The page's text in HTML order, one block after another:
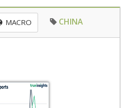
MACRO CHINA